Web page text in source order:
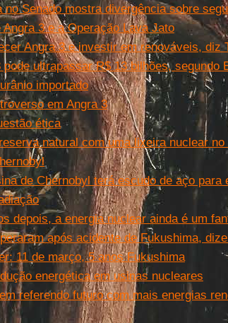
no Senado mostra divergência sobre
3 e a Operação Lava Jato
Angra 3 e investir em renováveis, diz
pode ultrapassar R$ 13 bilhões, segundo
importado
em Angra 3
ética
natural com uma lixeira nuclear no
de Chernobyl terá escudo de aço para
depois, a energia nuclear ainda é um
após acidente de Fukushima,
11 de março, 5 anos Fukushima
energética em usinas nucleares
referendo futuro com mais energias